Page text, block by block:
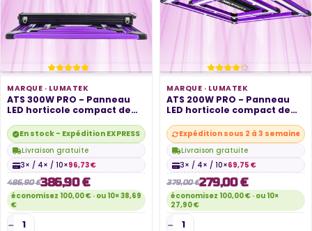
MARQUE · LUMATEK
ATS 300W PRO - Panneau
LED horticole compact de
En stock - Expédition EXPRESS disponible
Livraison gratuite
3× / 4× / 10×96,73 €
486,90 €386,90 €
économisez 100,00 € · ou 10× 38,69
€
MARQUE · LUMATEK
ATS 200W PRO - Panneau
LED horticole compact de
Expédition sous 2 à 3 semaines
Livraison gratuite
3× / 4× / 10×69,75 €
379,00 €279,00 €
économisez 100,00 € · ou 10×
27,90 €